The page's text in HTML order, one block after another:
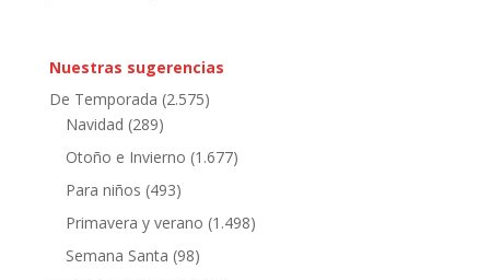
Nuestras sugerencias
De Temporada (2.575)
Navidad (289)
Otoño e Invierno (1.677)
Para niños (493)
Primavera y verano (1.498)
Semana Santa (98)